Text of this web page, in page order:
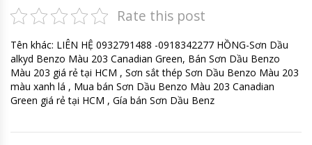
Rate this post
Tên khác: LIÊN HỆ 0932791488 -0918342277 HỒNG-Sơn Dầu
alkyd Benzo Màu 203 Canadian Green, Bán Sơn Dầu Benzo
Màu 203 giá rẻ tại HCM , Sơn sắt thép Sơn Dầu Benzo Màu 203
màu xanh lá , Mua bán Sơn Dầu Benzo Màu 203 Canadian
Green giá rẻ tại HCM , Gía bán Sơn Dầu Benz